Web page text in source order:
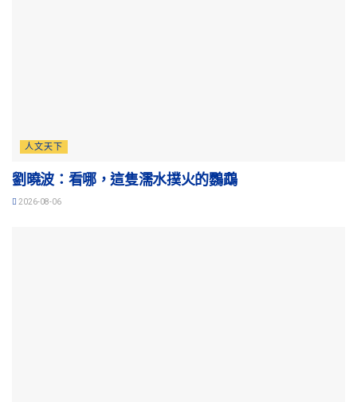
人文天下
劉曉波：看哪，這隻濡水撲火的鸚鵡
2026-08-06